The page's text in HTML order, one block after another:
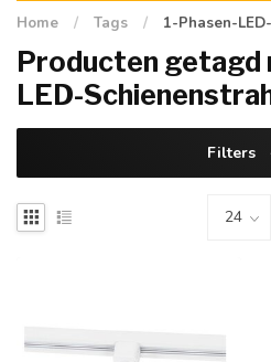
Home / Tags / 1-Phasen-
Producten getagd
LED-
Filters